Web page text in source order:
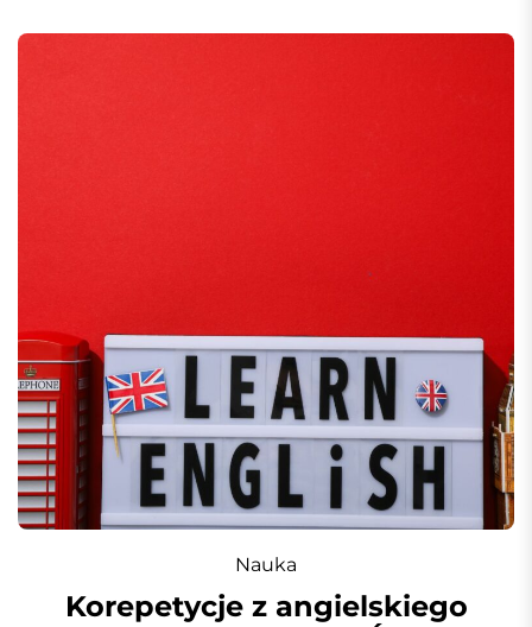
Nauka
Korepetycje z angielskiego